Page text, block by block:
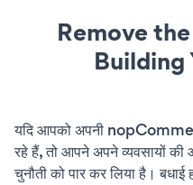
Remove
Building
यदि आपको अपनी
रहे हैं, तो आपने अपने व्यवसायों की
चुनौती को पार कर लिया है। बधाई